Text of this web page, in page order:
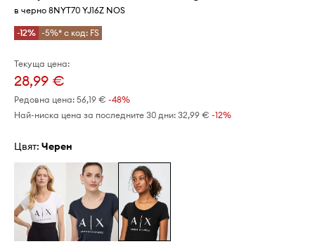
в черно 8NYT70 YJ16Z NOS
-12% -5%* с код: FS
Текуща цена:
28,99 €
Редовна цена: 56,19 € -48%
Най-ниска цена за последните 30 дни: 32,99 € -12%
Цвят: черен